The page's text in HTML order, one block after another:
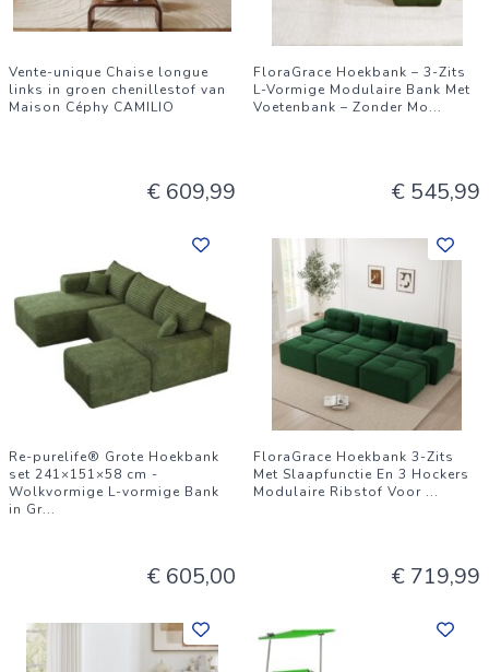
Vente-unique Chaise longue
links in groen chenillestof van
Maison Céphy CAMILIO
€ 609,99
FloraGrace Hoekbank – 3-Zits
L-Vormige Modulaire Bank Met
Voetenbank – Zonder Mo...
€ 545,99
Re-purelife® Grote Hoekbank
set 241×151×58 cm -
Wolkvormige L-vormige Bank
in Gr...
€ 605,00
FloraGrace Hoekbank 3-Zits
Met Slaapfunctie En 3 Hockers
Modulaire Ribstof Voor ...
€ 719,99